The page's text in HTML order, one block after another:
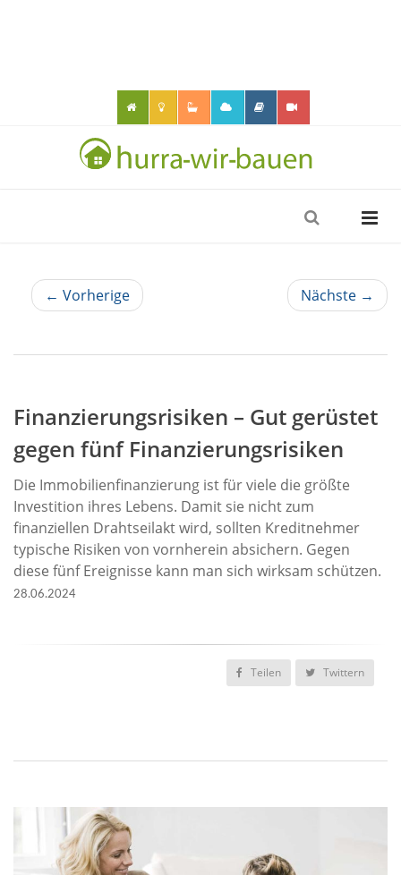
← Vorherige Nächste →
Finanzierungsrisiken – Gut gerüstet
gegen fünf Finanzierungsrisiken
Die Immobilienfinanzierung ist für viele die größte
Investition ihres Lebens. Damit sie nicht zum
finanziellen Drahtseilakt wird, sollten Kreditnehmer
typische Risiken von vornherein absichern. Gegen
diese fünf Ereignisse kann man sich wirksam schützen.
28.06.2024
Teilen Twittern